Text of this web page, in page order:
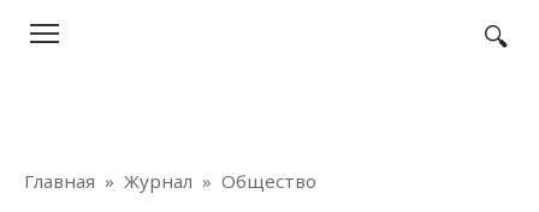
Главная » Журнал » Общество